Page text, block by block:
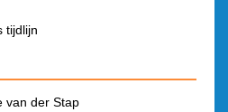
tijdlijn
van der Stap